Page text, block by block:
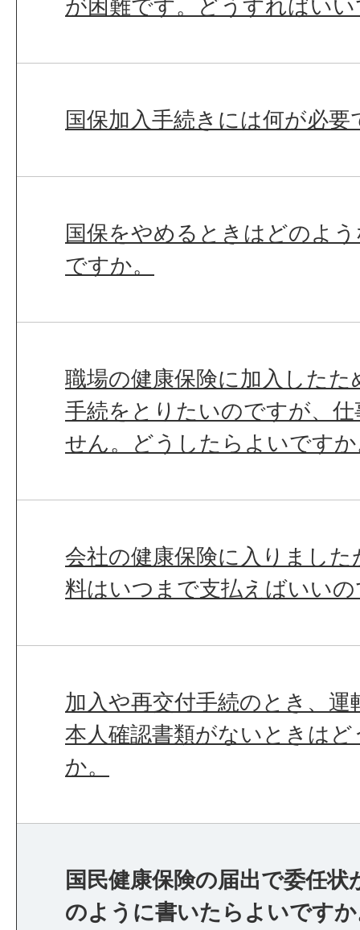
が困難です。どうすればい
国保加入手続きには何が必要
国保をやめるときはどのよ
ですか。
職場の健康保険に加入した
手続をとりたいのですが、
せん。どうしたらよいです
会社の健康保険に入りました
料はいつまで支払えばいい
加入や再交付手続のとき、
本人確認書類がないときは
か。
国民健康保険の届出で委任
のように書いたらよいです